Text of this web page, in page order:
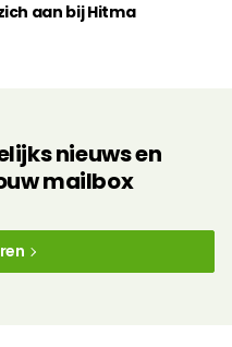
aan bij Hitma
nieuws en
mailbox